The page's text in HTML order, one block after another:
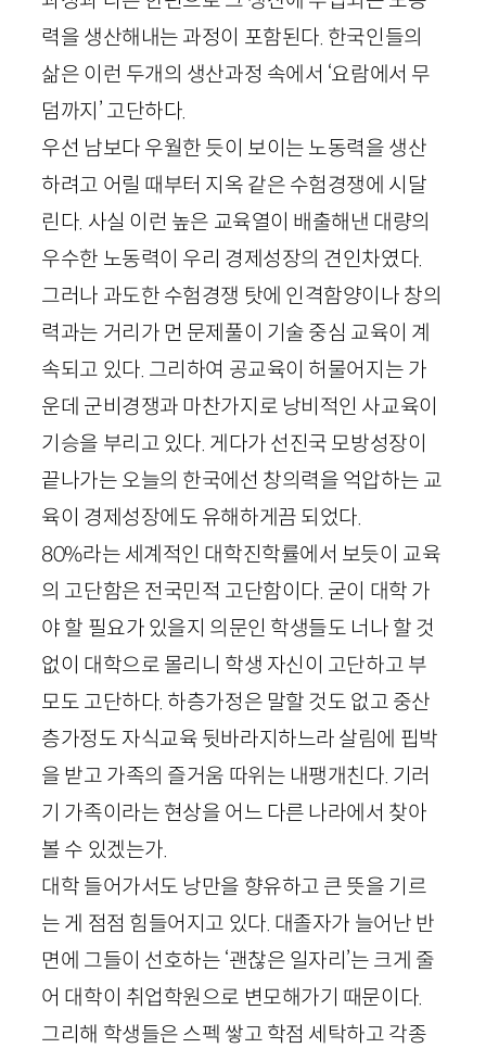
력을 생산해내는 과정이 포함된다. 한국인들의
삶은 이런 두개의 생산과정 속에서 ‘요람에서 무
덤까지’ 고단하다.
우선 남보다 우월한 듯이 보이는 노동력을 생산
하려고 어릴 때부터 지옥 같은 수험경쟁에 시달
린다. 사실 이런 높은 교육열이 배출해낸 대량의
우수한 노동력이 우리 경제성장의 견인차였다.
그러나 과도한 수험경쟁 탓에 인격함양이나 창의
력과는 거리가 먼 문제풀이 기술 중심 교육이 계
속되고 있다. 그리하여 공교육이 허물어지는 가
운데 군비경쟁과 마찬가지로 낭비적인 사교육이
기승을 부리고 있다. 게다가 선진국 모방성장이
끝나가는 오늘의 한국에선 창의력을 억압하는 교
육이 경제성장에도 유해하게끔 되었다.
80%라는 세계적인 대학진학률에서 보듯이 교육
의 고단함은 전국민적 고단함이다. 굳이 대학 가
야 할 필요가 있을지 의문인 학생들도 너나 할 것
없이 대학으로 몰리니 학생 자신이 고단하고 부
모도 고단하다. 하층가정은 말할 것도 없고 중산
층가정도 자식교육 뒷바라지하느라 살림에 핍박
을 받고 가족의 즐거움 따위는 내팽개친다. 기러
기 가족이라는 현상을 어느 다른 나라에서 찾아
볼 수 있겠는가.
대학 들어가서도 낭만을 향유하고 큰 뜻을 기르
는 게 점점 힘들어지고 있다. 대졸자가 늘어난 반
면에 그들이 선호하는 ‘괜찮은 일자리’는 크게 줄
어 대학이 취업학원으로 변모해가기 때문이다.
그리해 학생들은 스펙 쌓고 학점 세탁하고 각종